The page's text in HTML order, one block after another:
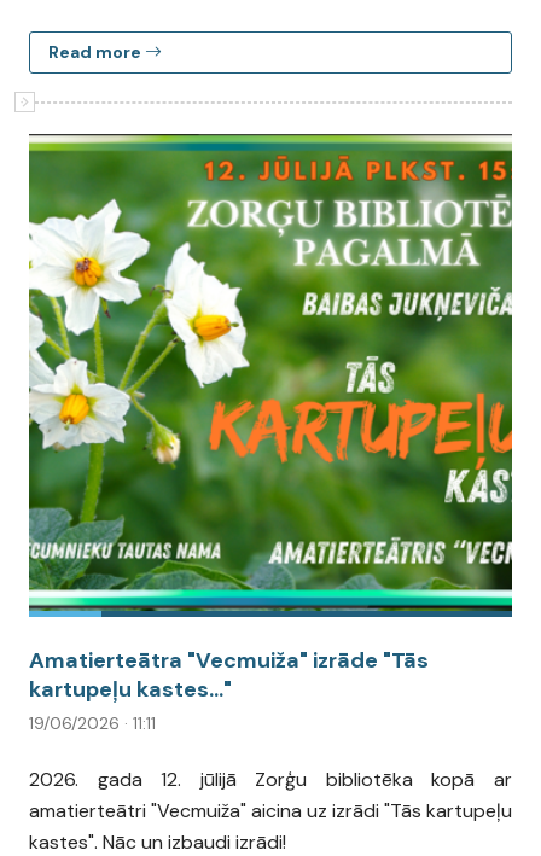
Read more
Amatierteātra "Vecmuiža" izrāde "Tās
kartupeļu kastes..."
19/06/2026 · 11:11
2026. gada 12. jūlijā Zorģu bibliotēka kopā ar
amatierteātri "Vecmuiža" aicina uz izrādi "Tās kartupeļu
kastes". Nāc un izbaudi izrādi!